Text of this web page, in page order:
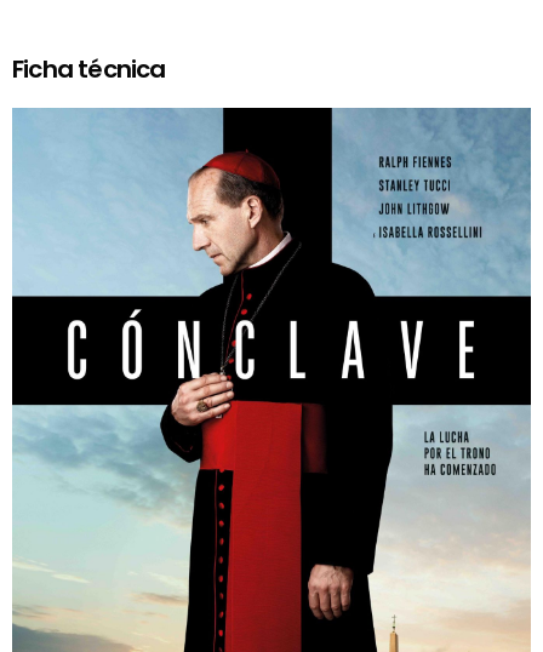
Ficha técnica